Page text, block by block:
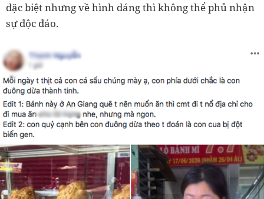
đặc biệt nhưng về hình dáng thì không thể phủ nhận
sự độc đáo.